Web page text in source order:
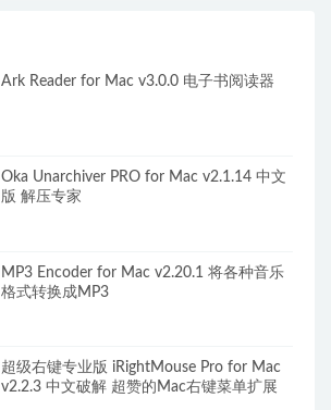
Ark Reader for Mac v3.0.0 电子书阅读器
Oka Unarchiver PRO for Mac v2.1.14 中文
版 解压专家
MP3 Encoder for Mac v2.20.1 将各种音乐
格式转换成MP3
超级右键专业版 iRightMouse Pro for Mac
v2.2.3 中文破解 超赞的Mac右键菜单扩展